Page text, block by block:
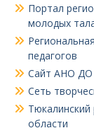
Портал
молодых
педагогов
Сайт АНО
Сеть
области